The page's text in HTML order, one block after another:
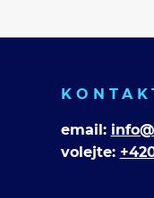
email:
volejte: